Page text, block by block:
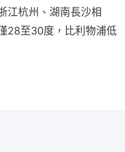
江杭州、湖南長沙相
28至30度，比利物浦低